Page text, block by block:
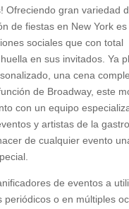
Ofreciendo gran variedad
de fiestas en New York
sociales que con total
en sus invitados. Ya
una cena
de Broadway, este
con un equipo
y artistas de la
de cualquier evento
de eventos a
o en múltiples